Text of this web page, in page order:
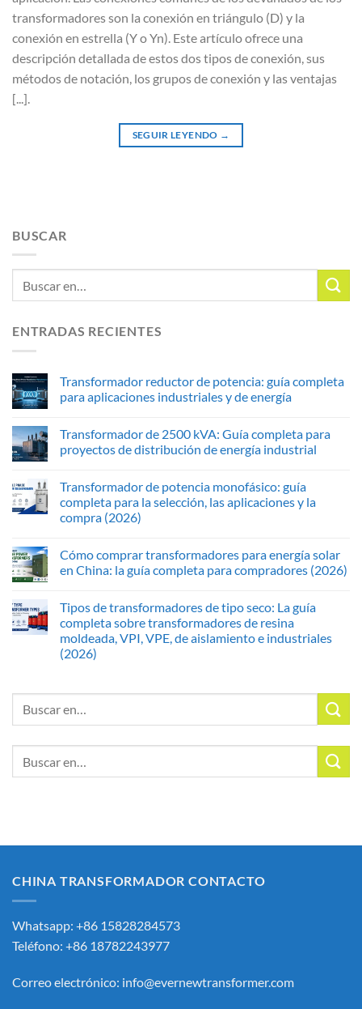
transformadores son la conexión en triángulo (D) y la
conexión en estrella (Y o Yn). Este artículo ofrece una
descripción detallada de estos dos tipos de conexión, sus
métodos de notación, los grupos de conexión y las ventajas
[...].
SEGUIR LEYENDO →
BUSCAR
ENTRADAS RECIENTES
Transformador reductor de potencia: guía completa
para aplicaciones industriales y de energía
Transformador de 2500 kVA: Guía completa para
proyectos de distribución de energía industrial
Transformador de potencia monofásico: guía
completa para la selección, las aplicaciones y la
compra (2026)
Cómo comprar transformadores para energía solar
en China: la guía completa para compradores (2026)
Tipos de transformadores de tipo seco: La guía
completa sobre transformadores de resina
moldeada, VPI, VPE, de aislamiento e industriales
(2026)
CHINA TRANSFORMADOR CONTACTO
Whatsapp: +86 15828284573
Teléfono: +86 18782243977
Correo electrónico: info@evernewtransformer.com